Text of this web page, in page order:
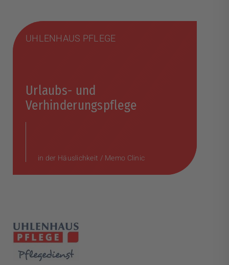
UHLENHAUS PFLEGE
Urlaubs- und
Verhinderungspflege
in der Häuslichkeit / Memo Clinic